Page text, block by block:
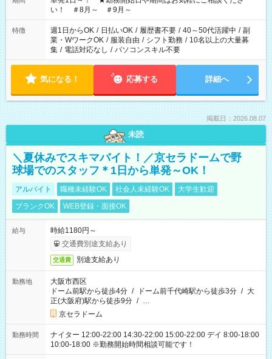
い！ ＃8月～ ＃9月～
特徴 週1日からOK / 日払いOK / 履歴書不要 / 40～50代活躍中 / 副
業・WワークOK / 服装自由 / シフト勤務 / 10名以上の大量募
集 / 電話対応なし / パソコンスキル不要
気になる！ 応募する 詳細へ
掲載日：2026.08.07
未読
＼夏休みでスキマバイト！／京セラドームで野
球場でのスタッフ＊1日から単発～OK！
アルバイト 職種未経験OK 社会人未経験OK
大学生歓迎
ブランクOK
WEB登録・面接OK
給与
時給1180円～
交通費別途支給あり
交通費 別途支給あり
勤務地
大阪市西区
ドーム前駅から徒歩4分 / ドーム前千代崎駅から徒歩3分 / 大
正(大阪府)駅から徒歩9分 / …
京セラドーム
勤務時間
ナイター 12:00-22:00 14:30-22:00 15:00-22:00 デイ 8:00-18:00
10:00-18:00 ※勤務開始時間相談可能です！